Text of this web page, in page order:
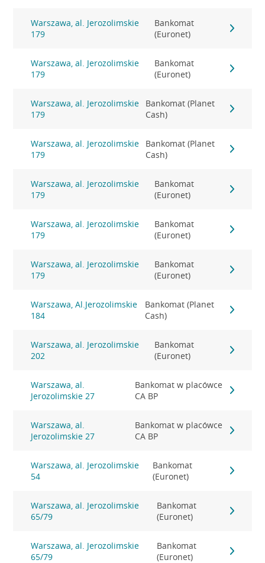
Warszawa, al. Jerozolimskie
179
Bankomat
(Euronet)
Warszawa, al. Jerozolimskie
179
Bankomat
(Euronet)
Warszawa, al. Jerozolimskie
179
Bankomat (Planet
Cash)
Warszawa, al. Jerozolimskie
179
Bankomat (Planet
Cash)
Warszawa, al. Jerozolimskie
179
Bankomat
(Euronet)
Warszawa, al. Jerozolimskie
179
Bankomat
(Euronet)
Warszawa, al. Jerozolimskie
179
Bankomat
(Euronet)
Warszawa, Al.Jerozolimskie
184
Bankomat (Planet
Cash)
Warszawa, al. Jerozolimskie
202
Bankomat
(Euronet)
Warszawa, al.
Jerozolimskie 27
Bankomat w placówce
CA BP
Warszawa, al.
Jerozolimskie 27
Bankomat w placówce
CA BP
Warszawa, al. Jerozolimskie
54
Bankomat
(Euronet)
Warszawa, al. Jerozolimskie
65/79
Bankomat
(Euronet)
Warszawa, al. Jerozolimskie
65/79
Bankomat
(Euronet)